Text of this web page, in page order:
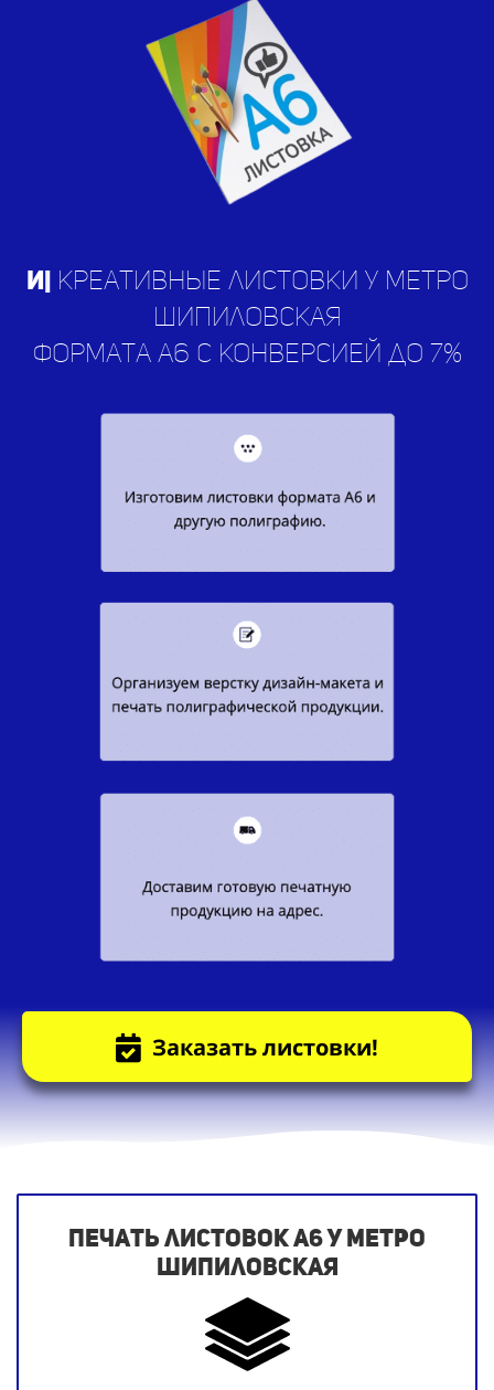
Изгота|креативные листовки у
метро Шипиловская
формата а6 с конверсией до 7%
Заказать листовки!
Печать листовок А6 у метро
Шипиловская